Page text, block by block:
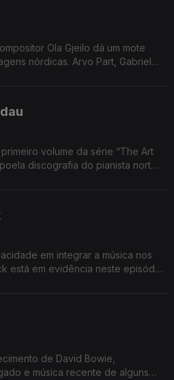
Ola Gjeilo dá um mote
nórdicas. Arvo Part, Gabriel
volume da série “The Art
discografia do pianista norte-
em integrar a música nos
está em evidência neste episódio
de David Bowie,
e música recente de alguns